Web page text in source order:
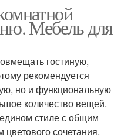
Мебель для
гостиную,
рекомендуется
но и функциональную
количество вещей.
стиле с общим
сочетания.